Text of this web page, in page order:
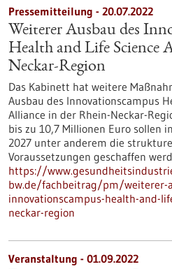
Pressemitteilung - 20.07.2022
Weiterer Ausbau des
Health and Life Science
Neckar-Region
Das Kabinett hat weitere
Ausbau des Innovationscampus
Alliance in der Rhein-Neckar-
bis zu 10,7 Millionen Euro sollen
2027 unter anderem die
Voraussetzungen geschaffen
https://
bw.de/fachbeitrag/pm/weiterer-
innovationscampus-health-and-
neckar-region
Veranstaltung - 01.09.2022